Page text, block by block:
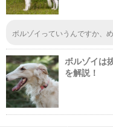
ボルゾイっていうんですか、
大変だろうな～
ボルゾイは
を解説！